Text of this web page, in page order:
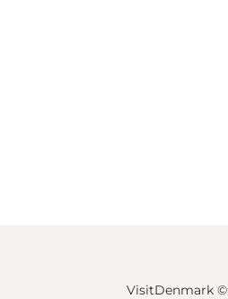
VisitDenmark ©